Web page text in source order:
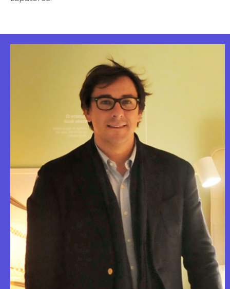
Pero, por encima de todo, la estrategia para tener
un dormitorio ordenado y poder descansar bien es
no acumular. Solo así la habitación será un espacio
de paz y, de acuerdo con los expertos de la
Sociedad Española del Sueño, un elemento
imprescindible del descanso. Un lugar para olvidar
todo y dormir. Y mañana será otro día.